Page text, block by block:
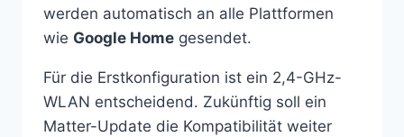
werden automatisch an alle Plattformen
wie Google Home gesendet.
Für die Erstkonfiguration ist ein 2,4-GHz-
WLAN entscheidend. Zukünftig soll ein
Matter-Update die Kompatibilität weiter